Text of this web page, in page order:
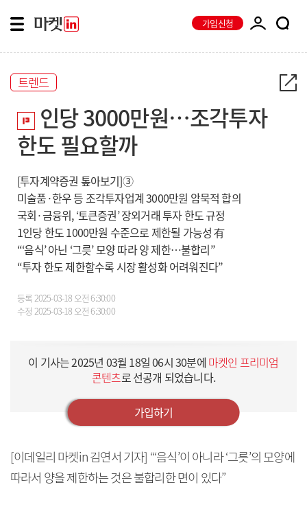
가입신청
트렌드
인당 3000만원…조각투자
한도 필요할까
[투자계약증권 톺아보기]③
미술품·한우 등 조각투자업계 3000만원 암묵적 합의
국회·금융위, ‘토큰증권’ 장외거래 투자 한도 규정
1인당 한도 1000만원 수준으로 제한될 가능성 有
“‘음식’ 아닌 ‘그릇’ 모양 따라 양 제한…불합리”
“투자 한도 제한할수록 시장 활성화 어려워진다”
등록2025-03-18 오전 6:30:00
수정 2025-03-18 오전 6:30:00
이 기사는2025년 03월 18일 06시 30분에 마켓인 프리미엄
콘텐츠로 선공개 되었습니다.
가입하기
[이데일리 마켓in 김연서 기자] “‘음식’이 아니라 ‘그릇’의 모양에
따라서 양을 제한하는 것은 불합리한 면이 있다”